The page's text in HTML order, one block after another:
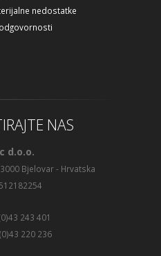
nedostatke
NAS
d.o.o.
Bjelovar - Hrvatska
243 401
220 236